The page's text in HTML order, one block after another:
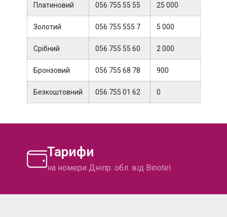
Платиновий 056 755 55 55 25 000
Золотий 056 755 555 7 5 000
Срібний 056 755 55 60 2 000
Бронзовий 056 755 68 78 900
Безкоштовний 056 755 01 62 0
Тарифи
на номери Дніпр. обл. від Binotel